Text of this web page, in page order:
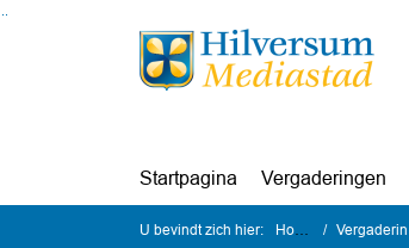
Ga naar de inhoud van deze pagina
Ga naar het zoeken
Ga naar het menu
Startpagina Vergaderingen
U bevindt zich hier: Home Vergaderingen